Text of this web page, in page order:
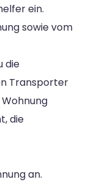
ein.
sowie vom
die
Transporter
die
an.